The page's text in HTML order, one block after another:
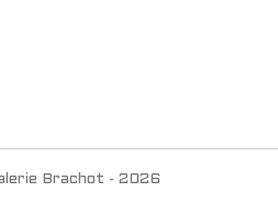
Brachot - 2026